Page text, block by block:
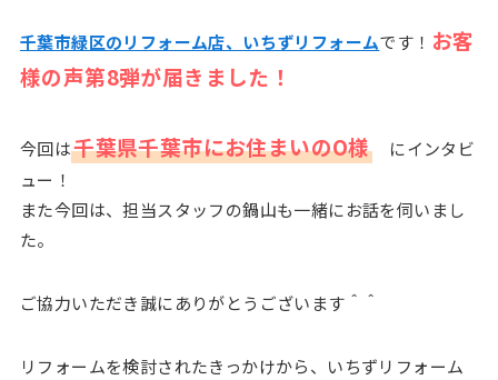
千葉市緑区のリフォーム店、いちずリフォームです！ お客
様の声第8弾が届きました！
今回は千葉県千葉市にお住まいのO様
にインタビ
ュー！
また今回は、担当スタッフの鍋山も一緒にお話を伺いまし
た。
ご協力いただき誠にありがとうございます＾＾
リフォームを検討されたきっかけから、いちずリフォーム